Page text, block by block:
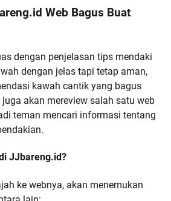
Web Bagus Buat
dengan penjelasan tips mendaki
dengan jelas tapi tetap aman,
kawah cantik yang bagus
akan mereview salah satu web
teman mencari informasi tentang
JJbareng.id?
ke webnya, akan menemukan